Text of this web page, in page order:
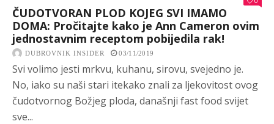
ČUDOTVORAN PLOD KOJEG SVI IMAMO
DOMA: Pročitajte kako je Ann Cameron ovim
jednostavnim receptom pobijedila rak!
DUBROVNIK INSIDER 03/11/2019
Svi volimo jesti mrkvu, kuhanu, sirovu, svejedno je.
No, iako su naši stari itekako znali za ljekovitost ovog
čudotvornog Božjeg ploda, današnji fast food svijet
sve...